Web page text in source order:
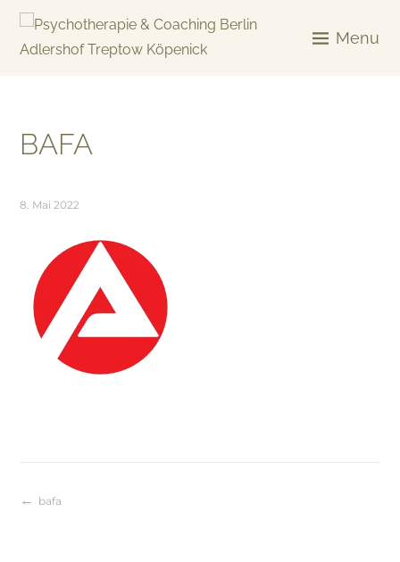
Skip
Menu
BAFA
8. Mai 2022
Beitragsnavigation
bafa